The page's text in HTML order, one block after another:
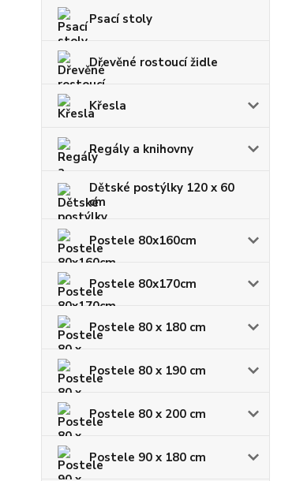
Psací stoly
Dřevěné rostoucí židle
Křesla
Regály a knihovny
Dětské postýlky 120 x 60
cm
Postele 80x160cm
Postele 80x170cm
Postele 80 x 180 cm
Postele 80 x 190 cm
Postele 80 x 200 cm
Postele 90 x 180 cm